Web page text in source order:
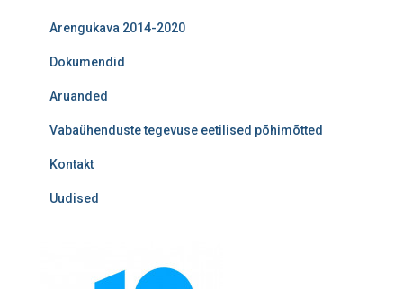
Arengukava 2014-2020
Dokumendid
Aruanded
Vabaühenduste tegevuse eetilised põhimõtted
Kontakt
Uudised